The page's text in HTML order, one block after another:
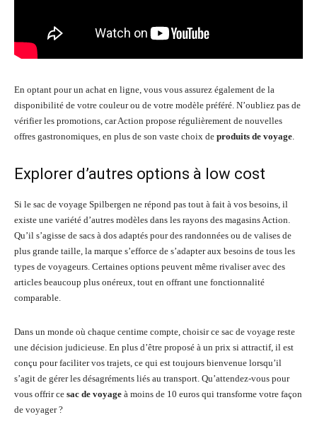
En optant pour un achat en ligne, vous vous assurez également de la
disponibilité de votre couleur ou de votre modèle préféré. N’oubliez pas de
vérifier les promotions, car Action propose régulièrement de nouvelles
offres gastronomiques, en plus de son vaste choix de produits de voyage.
Explorer d’autres options à low cost
Si le sac de voyage Spilbergen ne répond pas tout à fait à vos besoins, il
existe une variété d’autres modèles dans les rayons des magasins Action.
Qu’il s’agisse de sacs à dos adaptés pour des randonnées ou de valises de
plus grande taille, la marque s’efforce de s’adapter aux besoins de tous les
types de voyageurs. Certaines options peuvent même rivaliser avec des
articles beaucoup plus onéreux, tout en offrant une fonctionnalité
comparable.
Dans un monde où chaque centime compte, choisir ce sac de voyage reste
une décision judicieuse. En plus d’être proposé à un prix si attractif, il est
conçu pour faciliter vos trajets, ce qui est toujours bienvenue lorsqu’il
s’agit de gérer les désagréments liés au transport. Qu’attendez-vous pour
vous offrir ce sac de voyage à moins de 10 euros qui transforme votre façon
de voyager ?